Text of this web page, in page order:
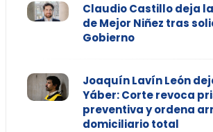
Claudio Castillo deja
de Mejor Niñez tras
Gobierno
Joaquín Lavín León
Yáber: Corte revoca
preventiva y ordena
domiciliario total